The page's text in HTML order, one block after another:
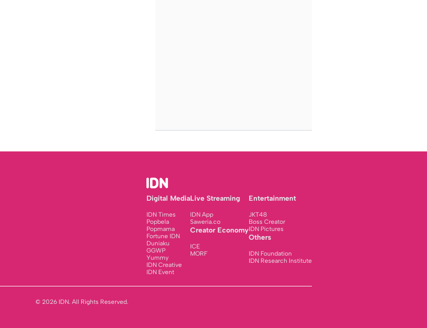
Digital Media
IDN Times
Popbela
Popmama
Fortune IDN
Duniaku
GGWP
Yummy
IDN Creative
IDN Event
Live Streaming
IDN App
Saweria.co
Creator Economy
ICE
MORF
Entertainment
JKT48
Boss Creator
IDN Pictures
Others
IDN Foundation
IDN Research Institute
© 2026 IDN. All Rights Reserved.